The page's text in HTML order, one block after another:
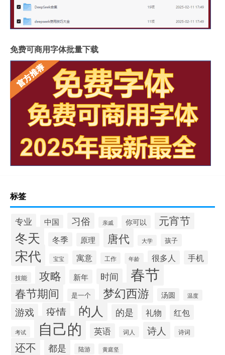
免费可商用字体批量下载
标签
专业 中国 习俗 亲戚 你可以 元宵节
冬天 冬季 原理 唐代 大学 孩子
宋代 宝宝 寓意 工作 年龄 很多人 手机
技能 攻略 新年 时间 春节
春节期间 是一个 梦幻西游 汤圆 温度
游戏 疫情 的人 的是 礼物 红包
考试 自己的 英语 词人 诗人 诗词
还不 都是 陆游 黄庭坚